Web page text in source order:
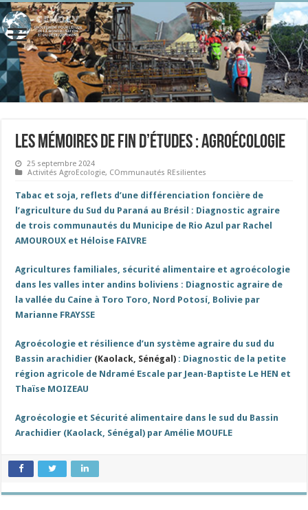
Les mémoires de fin d’études : Agroécologie
25 septembre 2024
Activités AgroEcologie, COmmunautés REsilientes
Tabac et soja, reflets d’une différenciation foncière de
l’agriculture du Sud du Paraná au Brésil : Diagnostic agraire
de trois communautés du Municipe de Rio Azul par Rachel
AMOUROUX et Héloise FAIVRE
Agricultures familiales, sécurité alimentaire et agroécologie
dans les valles inter andins boliviens : Diagnostic agraire de
la vallée du Caíne à Toro Toro, Nord Potosí, Bolivie par
Marianne FRAYSSE
Agroécologie et résilience d’un système agraire du sud du
Bassin arachidier (Kaolack, Sénégal): Diagnostic de la petite
région agricole de Ndramé Escale par Jean-Baptiste Le HEN et
Thaïse MOIZEAU
Agroécologie et Sécurité alimentaire dans le sud du Bassin
Arachidier (Kaolack, Sénégal) par Amélie MOUFLE